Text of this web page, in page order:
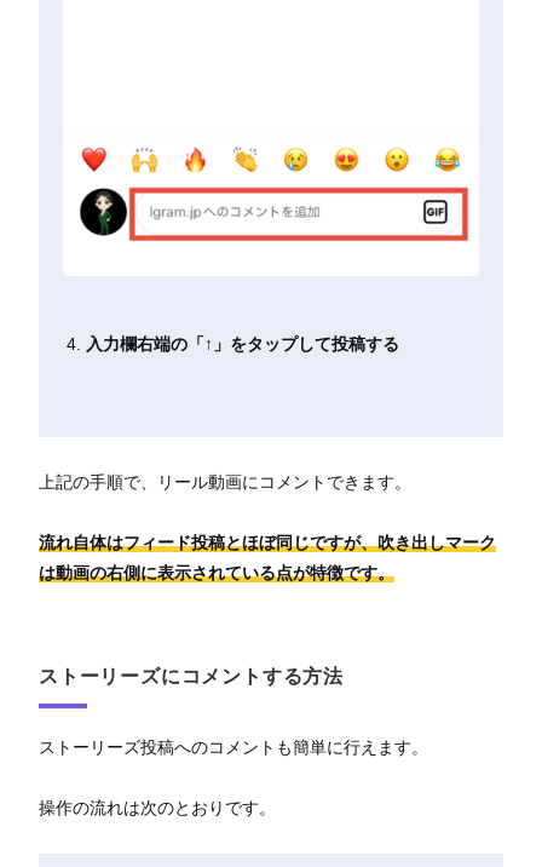
入力欄右端の「↑」をタップして投稿する
上記の手順で、リール動画にコメントできます。
流れ自体はフィード投稿とほぼ同じですが、吹き出しマーク
は動画の右側に表示されている点が特徴です。
ストーリーズにコメントする方法
ストーリーズ投稿へのコメントも簡単に行えます。
操作の流れは次のとおりです。